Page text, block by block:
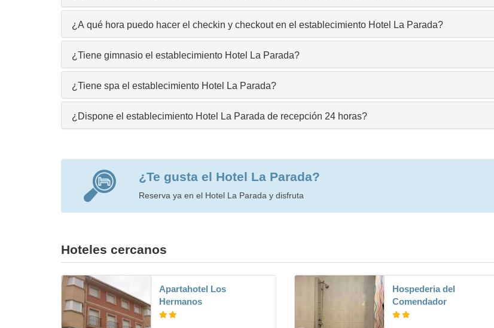
¿A qué hora puedo hacer el checkin y checkout en el establecimiento Hotel La Parada?
¿Tiene gimnasio el establecimiento Hotel La Parada?
¿Tiene spa el establecimiento Hotel La Parada?
¿Dispone el establecimiento Hotel La Parada de recepción 24 horas?
¿Te gusta el Hotel La Parada?
Reserva ya en el Hotel La Parada y disfruta
Hoteles cercanos
Apartahotel Los
Hermanos
Hospederia del
Comendador